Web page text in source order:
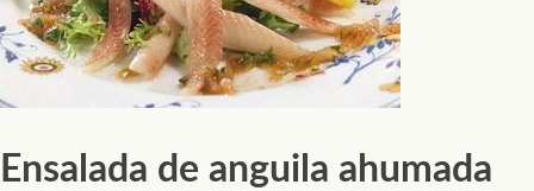
Ensalada de anguila ahumada